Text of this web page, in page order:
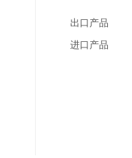
出口产品
进口产品